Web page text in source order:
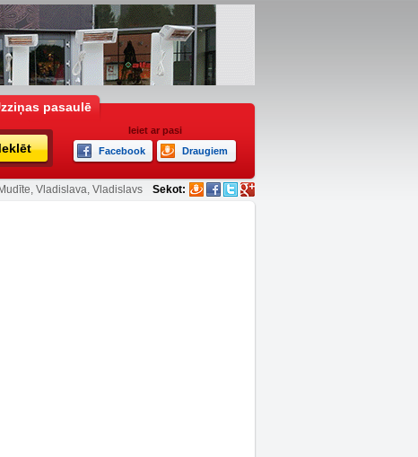
pasaulē
Ieiet ar pasi
Facebook
Draugiem
Mudīte, Vladislava, Vladislavs Sekot: